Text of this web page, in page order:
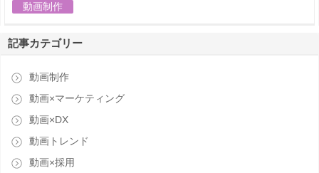
動画制作
記事カテゴリー
動画制作
動画×マーケティング
動画×DX
動画トレンド
動画×採用